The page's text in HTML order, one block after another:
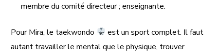
membre du comité directeur ; enseignante.
Pour Mira, le taekwondo
est un sport complet. Il faut
autant travailler le mental que le physique, trouver